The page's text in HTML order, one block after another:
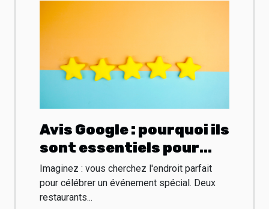
Avis Google : pourquoi ils
sont essentiels pour
votre entreprise ?
Imaginez : vous cherchez l'endroit parfait
pour célébrer un événement spécial. Deux
restaurants...